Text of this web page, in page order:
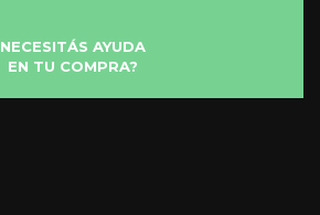
NECESITÁS AYUDA
EN TU COMPRA?